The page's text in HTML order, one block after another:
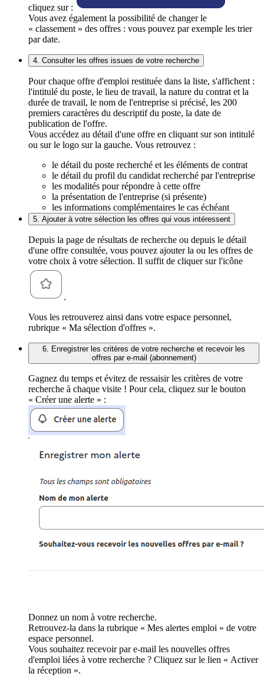
cliquez sur :
Vous avez également la possibilité de changer le
« classement » des offres : vous pouvez par exemple les trier
par date.
4. Consulter les offres issues de votre recherche
Pour chaque offre d'emploi restituée dans la liste, s'affichent :
l'intitulé du poste, le lieu de travail, la nature du contrat et la
durée de travail, le nom de l'entreprise si précisé, les 200
premiers caractères du descriptif du poste, la date de
publication de l'offre.
Vous accédez au détail d'une offre en cliquant sur son intitulé
ou sur le logo sur la gauche. Vous retrouvez :
le détail du poste recherché et les éléments de contrat
le détail du profil du candidat recherché par l'entreprise
les modalités pour répondre à cette offre
la présentation de l'entreprise (si présente)
les informations complémentaires le cas échéant
5. Ajouter à votre sélection les offres qui vous intéressent
Depuis la page de résultats de recherche ou depuis le détail
d'une offre consultée, vous pouvez ajouter la ou les offres de
votre choix à votre sélection. Il suffit de cliquer sur l'icône
.
Vous les retrouverez ainsi dans votre espace personnel,
rubrique « Ma sélection d'offres ».
6. Enregistrer les critères de votre recherche et recevoir les
offres par e-mail (abonnement)
Gagnez du temps et évitez de ressaisir les critères de votre
recherche à chaque visite ! Pour cela, cliquez sur le bouton
« Créer une alerte » :
Donnez un nom à votre recherche.
Retrouvez-la dans la rubrique « Mes alertes emploi » de votre
espace personnel.
Vous souhaitez recevoir par e-mail les nouvelles offres
d'emploi liées à votre recherche ? Cliquez sur le lien « Activer
la réception ».